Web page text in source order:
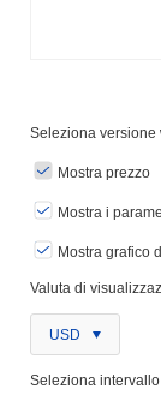
Seleziona versione
Mostra prezzo
Mostra i
Mostra grafico
Valuta di
USD
Seleziona